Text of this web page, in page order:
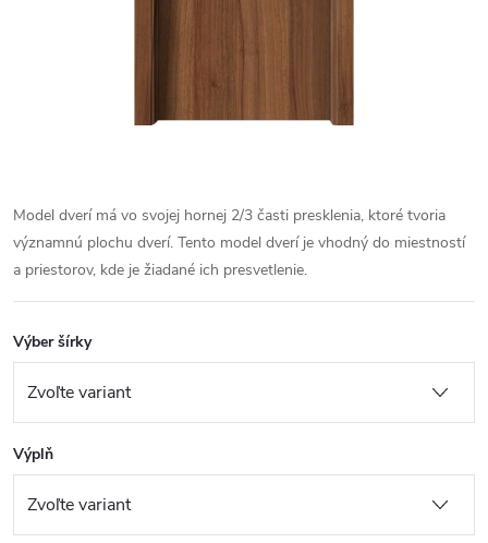
Model dverí má vo svojej hornej 2/3 časti presklenia, ktoré tvoria
významnú plochu dverí. Tento model dverí je vhodný do miestností
a priestorov, kde je žiadané ich presvetlenie.
Výber šírky
Výplň